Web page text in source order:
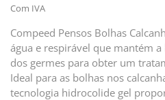
Com IVA
Compeed Pensos Bolhas
água e respirável que mantém
dos germes para obter um
Ideal para as bolhas nos
tecnologia hidrocolide gel